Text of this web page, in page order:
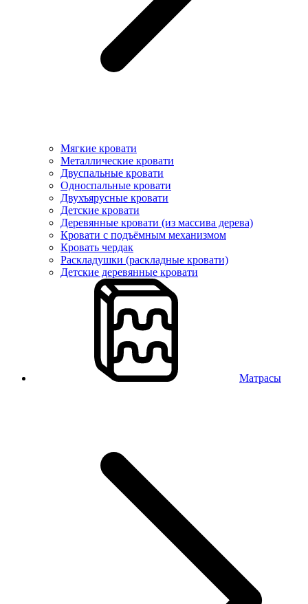
Мягкие кровати
Металлические кровати
Двуспальные кровати
Односпальные кровати
Двухъярусные кровати
Детские кровати
Деревянные кровати (из массива дерева)
Кровати с подъёмным механизмом
Кровать чердак
Раскладушки (раскладные кровати)
Детские деревянные кровати
Матрасы